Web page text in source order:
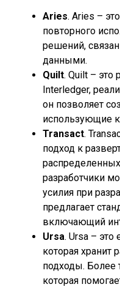
Aries. Aries –
повторного
решений,
данными.
Quilt. Quilt – это
Interledger,
он позволяет
использующие
Transact.
подход к
разработчики
усилия при
предлагает
включающий
Ursa. Ursa – это
которая хранит
подходы. Более
которая